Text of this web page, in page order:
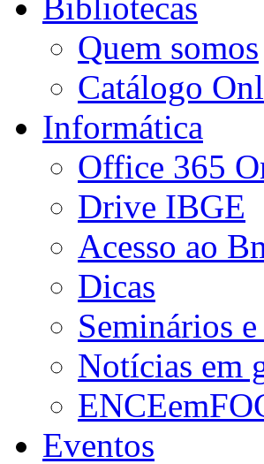
Quem somos
Catálogo
Informática
Office 365
Drive IBGE
Acesso ao
Dicas
Seminários
Notícias em
Eventos